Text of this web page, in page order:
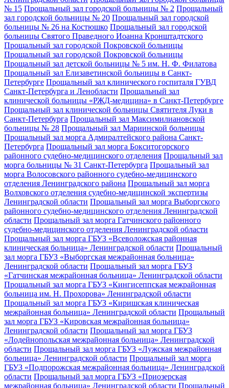
№ 15 Прощальный зал городской больницы № 2 Прощальный
зал городской больницы № 20 Прощальный зал городской
больницы № 26 на Костюшко Прощальный зал городской
больницы Святого Праведного Иоанна Кронштадтского
Прощальный зал городской Покровской больницы
Прощальный зал городской Покровской больницы
Прощальный зал детской больницы № 5 им. Н. Ф. Филатова
Прощальный зал Елизаветинской больницы в Санкт-
Петербурге Прощальный зал клинического госпиталя ГУВД
Санкт-Петербурга и Ленобласти Прощальный зал
клинической больницы «РЖД-медицина» в Санкт-Петербурге
Прощальный зал клинической больницы Святителя Луки в
Санкт-Петербурга Прощальный зал Максимилиановской
больницы № 28 Прощальный зал Мариинской больницы
Прощальный зал морга Адмиралтейского района Санкт-
Петербурга Прощальный зал морга Бокситогорского
районного судебно-медицинского отделения Прощальный зал
морга больницы № 31 Санкт-Петербурга Прощальный зал
морга Волосовского районного судебно-медицинского
отделения Ленинградского района Прощальный зал морга
Волховского отделения судебно-медицинской экспертизы
Ленинградской области Прощальный зал морга Выборгского
районного судебно-медицинского отделения Ленинградской
области Прощальный зал морга Гатчинского районного
судебно-медицинского отделения Ленинградской области
Прощальный зал морга ГБУЗ «Всеволожская районная
клиническая больница» Ленинградской области Прощальный
зал морга ГБУЗ «Выборгская межрайонная больница»
Ленинградской области Прощальный зал морга ГБУЗ
«Гатчинская межрайонная больница» Ленинградской области
Прощальный зал морга ГБУЗ «Кингисеппская межрайонная
больница им. Н. Прохорова» Ленинградской области
Прощальный зал морга ГБУЗ «Киришская клиническая
межрайонная больница» Ленинградской области Прощальный
зал морга ГБУЗ «Кировская межрайонная больница»
Ленинградской области Прощальный зал морга ГБУЗ
«Лодейнопольская межрайонная больница» Ленинградской
области Прощальный зал морга ГБУЗ «Лужская межрайонная
больница» Ленинградской области Прощальный зал морга
ГБУЗ «Подпорожская межрайонная больница» Ленинградской
области Прощальный зал морга ГБУЗ «Приозерская
межрайонная больница» Ленинградской области Прощальный